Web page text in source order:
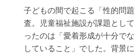
子どもの間で起こる「性的問
査。児童福祉施設が課題とし
ったのは「愛着形成が十分で
していること」でした。背景